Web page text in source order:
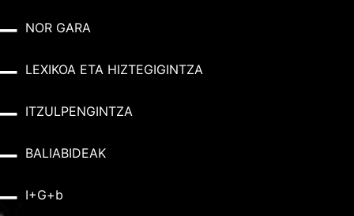
NOR GARA
LEXIKOA ETA HIZTEGIGINTZA
ITZULPENGINTZA
BALIABIDEAK
I+G+b